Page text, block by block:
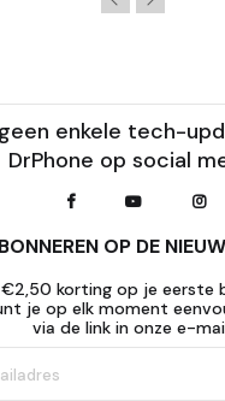
enkele tech-
DrPhone op social
OP DE
korting op je eerste
je op elk moment
via de link in onze e-